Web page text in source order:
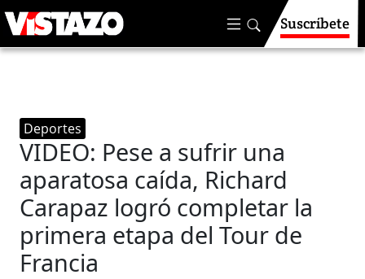
Suscríbete
Deportes
VIDEO: Pese a sufrir una
aparatosa caída, Richard
Carapaz logró completar la
primera etapa del Tour de
Francia